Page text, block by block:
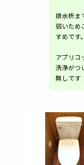
排水枡ま
弱いため
すめです。
アプリコ
洗浄がつ
無しです